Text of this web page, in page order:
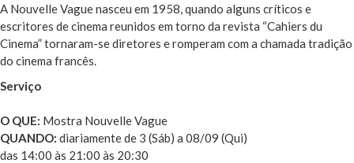
A Nouvelle Vague nasceu em 1958, quando alguns críticos e
escritores de cinema reunidos em torno da revista “Cahiers du
Cinema” tornaram-se diretores e romperam com a chamada tradição
do cinema francês.
Serviço
O QUE: Mostra Nouvelle Vague
QUANDO: diariamente de 3 (Sáb) a 08/09 (Qui)
das 14:00 às 21:00 às 20:30